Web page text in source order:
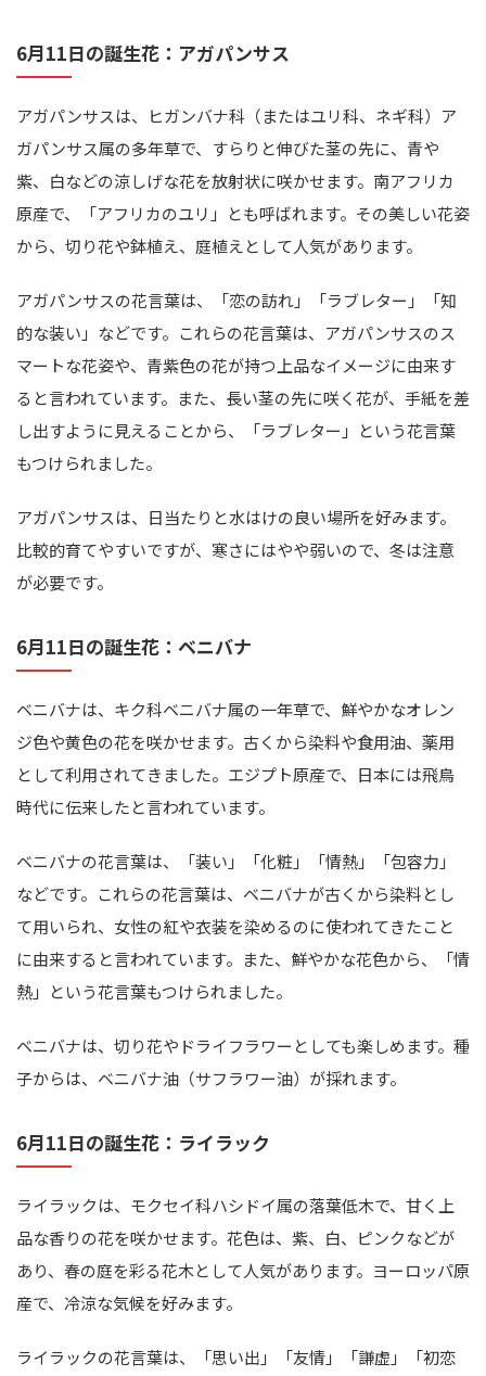
6月11日の誕生花：アガパンサス
アガパンサスは、ヒガンバナ科（またはユリ科、ネギ科）ア
ガパンサス属の多年草で、すらりと伸びた茎の先に、青や
紫、白などの涼しげな花を放射状に咲かせます。南アフリカ
原産で、「アフリカのユリ」とも呼ばれます。その美しい花姿
から、切り花や鉢植え、庭植えとして人気があります。
アガパンサスの花言葉は、「恋の訪れ」「ラブレター」「知
的な装い」などです。これらの花言葉は、アガパンサスのス
マートな花姿や、青紫色の花が持つ上品なイメージに由来す
ると言われています。また、長い茎の先に咲く花が、手紙を差
し出すように見えることから、「ラブレター」という花言葉
もつけられました。
アガパンサスは、日当たりと水はけの良い場所を好みます。
比較的育てやすいですが、寒さにはやや弱いので、冬は注意
が必要です。
6月11日の誕生花：ベニバナ
ベニバナは、キク科ベニバナ属の一年草で、鮮やかなオレン
ジ色や黄色の花を咲かせます。古くから染料や食用油、薬用
として利用されてきました。エジプト原産で、日本には飛鳥
時代に伝来したと言われています。
ベニバナの花言葉は、「装い」「化粧」「情熱」「包容力」
などです。これらの花言葉は、ベニバナが古くから染料とし
て用いられ、女性の紅や衣装を染めるのに使われてきたこと
に由来すると言われています。また、鮮やかな花色から、「情
熱」という花言葉もつけられました。
ベニバナは、切り花やドライフラワーとしても楽しめます。種
子からは、ベニバナ油（サフラワー油）が採れます。
6月11日の誕生花：ライラック
ライラックは、モクセイ科ハシドイ属の落葉低木で、甘く上
品な香りの花を咲かせます。花色は、紫、白、ピンクなどが
あり、春の庭を彩る花木として人気があります。ヨーロッパ原
産で、冷涼な気候を好みます。
ライラックの花言葉は、「思い出」「友情」「謙虚」「初恋